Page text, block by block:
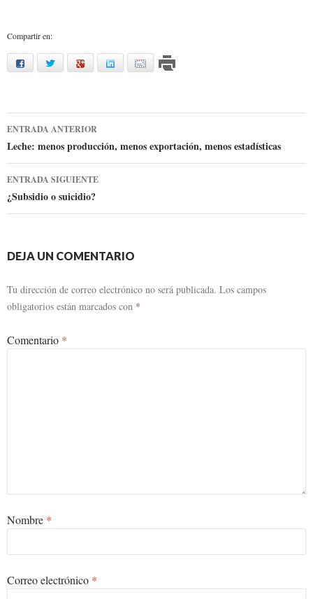
facebook twitter google linkedin
Compartir en:
Ir
a
la
entrada
ENTRADA ANTERIOR
Leche: menos producción, menos exportación, menos estadísticas
ENTRADA SIGUIENTE
¿Subsidio o suicidio?
DEJA UN COMENTARIO
Tu dirección de correo electrónico no será publicada. Los campos
obligatorios están marcados con *
Comentario *
Nombre *
Correo electrónico *